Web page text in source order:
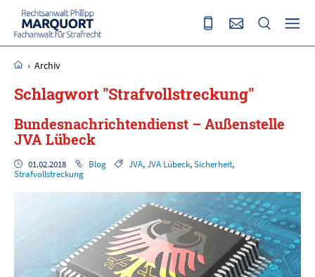
› Archiv
Schlagwort "Strafvollstreckung"
Bundesnachrichtendienst – Außenstelle
JVA Lübeck
01.02.2018 Blog JVA,JVA Lübeck,Sicherheit,
Strafvollstreckung